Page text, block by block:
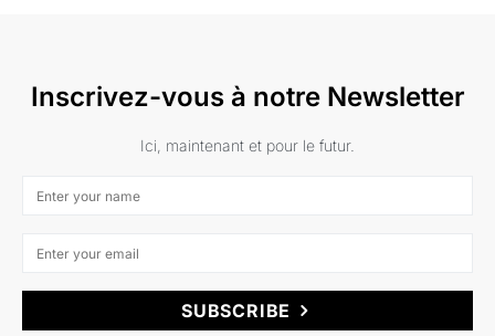
Inscrivez-vous à notre Newsletter
Ici, maintenant et pour le futur.
SUBSCRIBE